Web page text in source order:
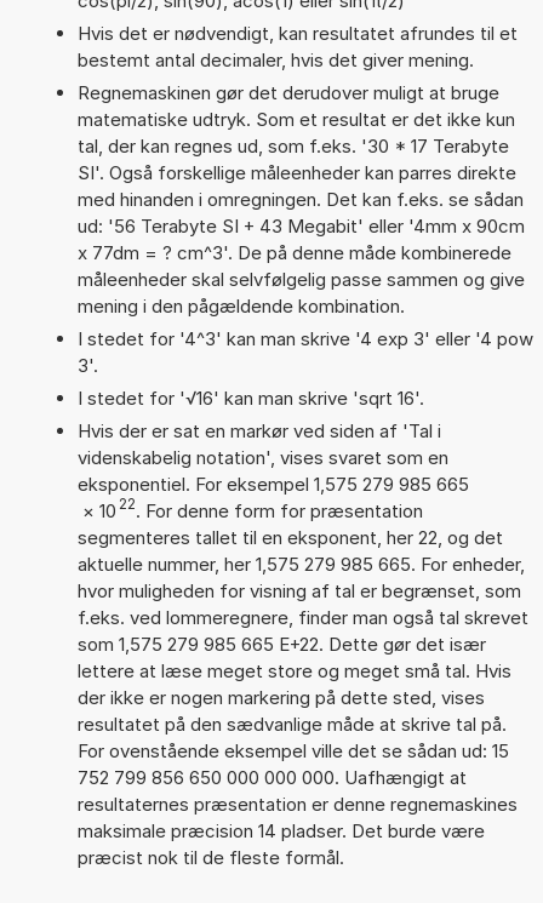
Hvis det er nødvendigt, kan resultatet afrundes til et
bestemt antal decimaler, hvis det giver mening.
Regnemaskinen gør det derudover muligt at bruge
matematiske udtryk. Som et resultat er det ikke kun
tal, der kan regnes ud, som f.eks. '30 * 17 Terabyte
SI'. Også forskellige måleenheder kan parres direkte
med hinanden i omregningen. Det kan f.eks. se sådan
ud: '56 Terabyte SI + 43 Megabit' eller '4mm x 90cm
x 77dm = ? cm^3'. De på denne måde kombinerede
måleenheder skal selvfølgelig passe sammen og give
mening i den pågældende kombination.
I stedet for '4^3' kan man skrive '4 exp 3' eller '4 pow
3'.
I stedet for '√16' kan man skrive 'sqrt 16'.
Hvis der er sat en markør ved siden af 'Tal i
videnskabelig notation', vises svaret som en
eksponentiel. For eksempel 1,575 279 985 665
× 10 22. For denne form for præsentation
segmenteres tallet til en eksponent, her 22, og det
aktuelle nummer, her 1,575 279 985 665. For enheder,
hvor muligheden for visning af tal er begrænset, som
f.eks. ved lommeregnere, finder man også tal skrevet
som 1,575 279 985 665 E+22. Dette gør det især
lettere at læse meget store og meget små tal. Hvis
der ikke er nogen markering på dette sted, vises
resultatet på den sædvanlige måde at skrive tal på.
For ovenstående eksempel ville det se sådan ud: 15
752 799 856 650 000 000 000. Uafhængigt at
resultaternes præsentation er denne regnemaskines
maksimale præcision 14 pladser. Det burde være
præcist nok til de fleste formål.